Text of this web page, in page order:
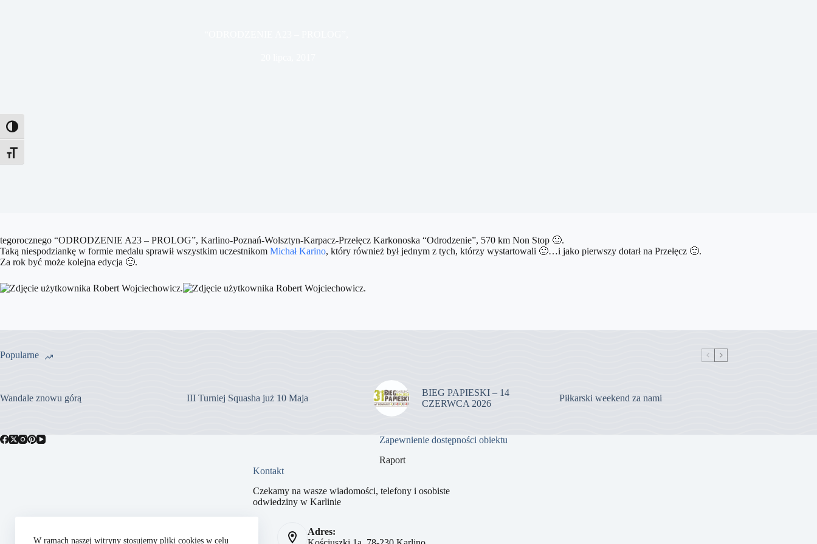
Toggle High Contrast
Toggle Font size
W ramach naszej witryny stosujemy pliki cookies w celu
tegorocznego “ODRODZENIE A23 – PROLOG”, Karlino-Poznań-Wolsztyn-Karpacz-Przełęcz Karkonoska “Odrodzenie”, 570 km Non Stop 🙂.
Taką niespodziankę w formie medalu sprawił wszystkim uczestnikom Michał Karino, który również był jednym z tych, którzy wystartowali 🙂…i jako pierwszy dotarł na Przełęcz 🙂.
Za rok być może kolejna edycja 🙂.
Popularne
Wandale znowu górą III Turniej Squasha już 10 Maja
BIEG PAPIESKI – 14
CZERWCA 2026
Piłkarski weekend za nami
Zapewnienie dostępności obiektu
Raport
Kontakt
Czekamy na wasze wiadomości, telefony i osobiste
odwiedziny w Karlinie
Adres: